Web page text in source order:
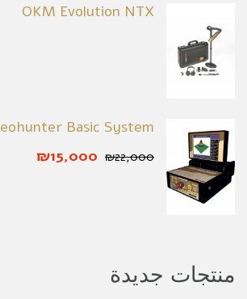
OKM Evolution NTX
Jeohunter Basic System
₪22,000
₪15,000
منتجات جديدة